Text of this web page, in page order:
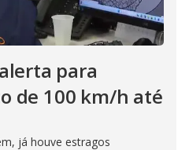
para
de 100 km/h até
já houve estragos